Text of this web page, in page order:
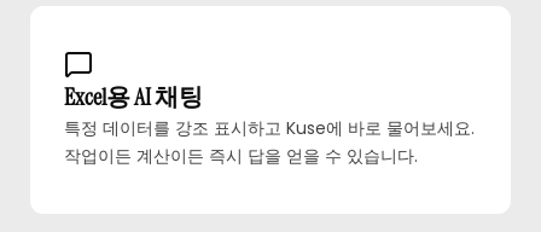
Excel용 AI 채팅
특정 데이터를 강조 표시하고 Kuse에 바로 물어보세요.
작업이든 계산이든 즉시 답을 얻을 수 있습니다.